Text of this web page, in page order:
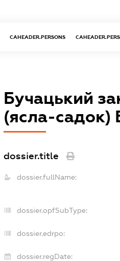
CAHEADER.PERSONS
Бучацький
(ясла-садок)
dossier.title
dossier.fullName:
dossier.opfSubType:
dossier.edrpo:
dossier.regDate: